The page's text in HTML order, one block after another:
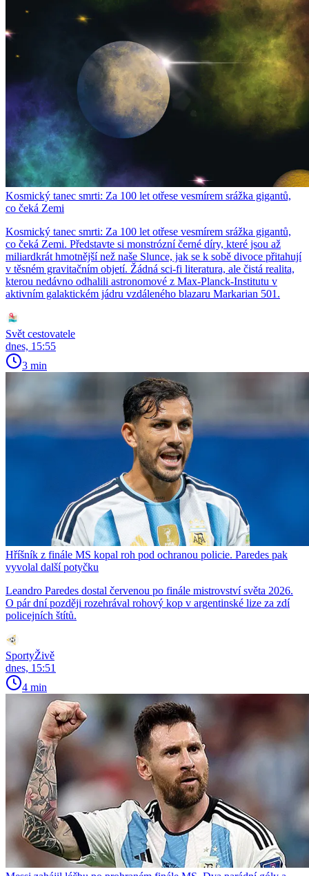
Kosmický tanec smrti: Za 100 let otřese vesmírem srážka gigantů,
co čeká Zemi
Kosmický tanec smrti: Za 100 let otřese vesmírem srážka gigantů,
co čeká Zemi. Představte si monstrózní černé díry, které jsou až
miliardkrát hmotnější než naše Slunce, jak se k sobě divoce přitahují
v těsném gravitačním objetí. Žádná sci-fi literatura, ale čistá realita,
kterou nedávno odhalili astronomové z Max-Planck-Institutu v
aktivním galaktickém jádru vzdáleného blazaru Markarian 501.
Svět cestovatele
dnes, 15:55
3 min
Hříšník z finále MS kopal roh pod ochranou policie. Paredes pak
vyvolal další potyčku
Leandro Paredes dostal červenou po finále mistrovství světa 2026.
O pár dní později rozehrával rohový kop v argentinské lize za zdí
policejních štítů.
SportyŽivě
dnes, 15:51
4 min